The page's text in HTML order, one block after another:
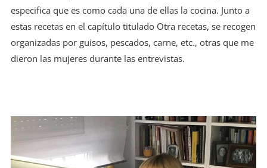
especifica que es como cada una de ellas la cocina. Junto a
estas recetas en el capítulo titulado Otra recetas, se recogen
organizadas por guisos, pescados, carne, etc., otras que me
dieron las mujeres durante las entrevistas.